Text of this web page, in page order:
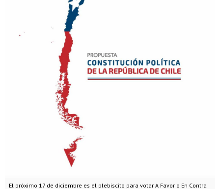
El próximo 17 de diciembre es el plebiscito para votar A Favor o En Contra